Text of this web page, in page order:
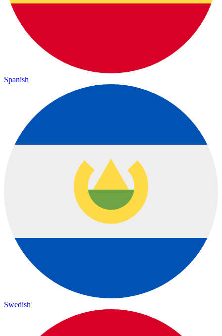
Spanish
Swedish